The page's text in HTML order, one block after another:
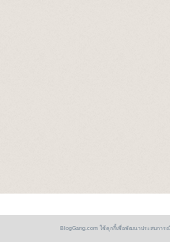
BlogGang.com ใช้คุกกี้เพื่อพัฒนาประสบการ